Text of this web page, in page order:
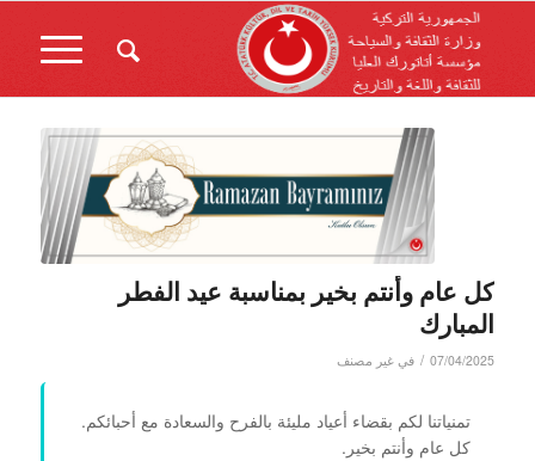
كل عام وأنتم بخير بمناسبة عيد الفطر
المبارك
07/04/2025
/ في غير مصنف
تمنياتنا لكم بقضاء أعياد مليئة بالفرح والسعادة مع أحبائكم.
كل عام وأنتم بخير.